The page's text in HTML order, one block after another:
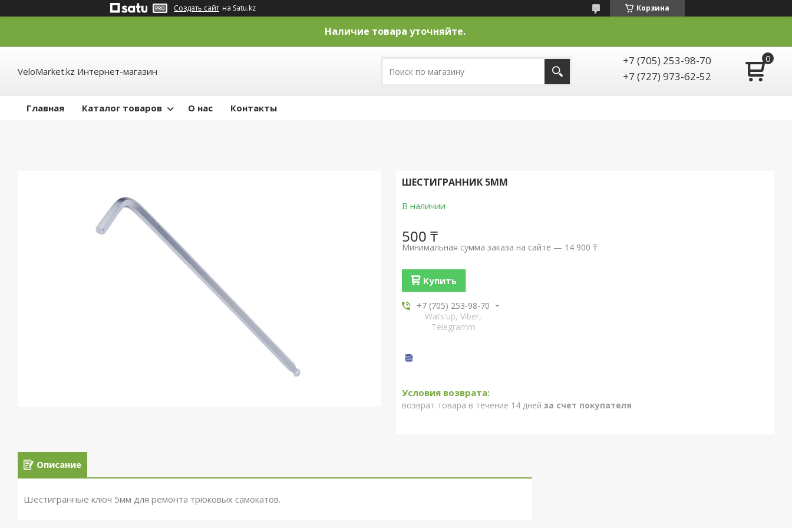
Создать сайт на Satu.kz Корзина
Наличие товара уточняйте.
VeloMarket.kz Интернет-магазин
+7 (705) 253-98-70
+7 (727) 973-62-52
Главная Каталог товаров О нас Контакты
ШЕСТИГРАННИК 5ММ
В наличии
500 ₸
Минимальная сумма заказа на сайте — 14 900 ₸
Купить
+7 (705) 253-98-70
Wats'up, Viber,
Telegramm
возврат товара в течение 14 дней за счет покупателя
Описание
Шестигранные ключ 5мм для ремонта трюковых самокатов.